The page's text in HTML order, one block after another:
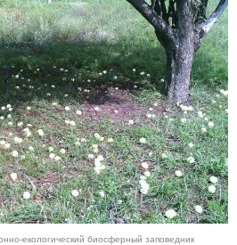
екологический биосферный заповедник